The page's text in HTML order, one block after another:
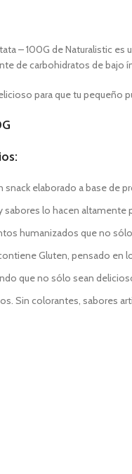
– 100G de Naturalistic
de carbohidratos de bajo
para que tu pequeño
snack elaborado a base de
lo hacen altamente
humanizados que no
Gluten, pensado en
que no sólo sean
Sin colorantes, sabores